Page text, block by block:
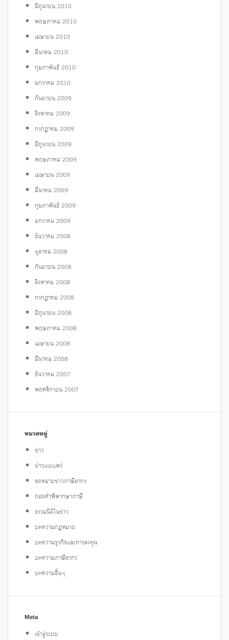
มิถุนายน 2010
พฤษภาคม 2010
เมษายน 2010
มีนาคม 2010
กุมภาพันธ์ 2010
มกราคม 2010
กันยายน 2009
สิงหาคม 2009
กรกฎาคม 2009
มิถุนายน 2009
พฤษภาคม 2009
เมษายน 2009
มีนาคม 2009
กุมภาพันธ์ 2009
มกราคม 2009
ธันวาคม 2008
ตุลาคม 2008
กันยายน 2008
สิงหาคม 2008
กรกฎาคม 2008
มิถุนายน 2008
พฤษภาคม 2008
เมษายน 2008
มีนาคม 2008
ธันวาคม 2007
พฤศจิกายน 2007
หมวดหมู่
ข่าว
ข่าวเผยแพร่
จดหมายข่าวภาษีอากร
ถอดคำพิพากษาภาษี
ธรรมนิติในข่าว
บทความกฎหมาย
บทความธุรกิจและการลงทุน
บทความภาษีอากร
บทความอื่นๆ
Meta
เข้าสู่ระบบ